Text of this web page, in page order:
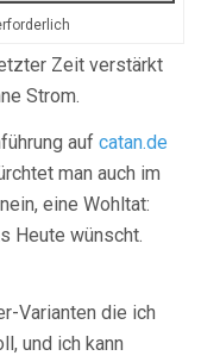
Zeit verstärkt
Strom.
auf catan.de
man auch im
eine Wohltat:
Heute wünscht.
Varianten die ich
und ich kann